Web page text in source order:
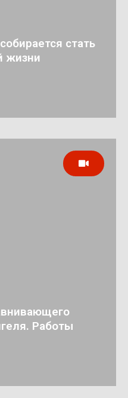
стать
жизни
Работы